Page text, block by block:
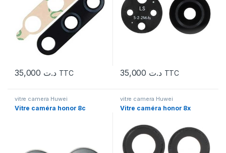
د.ت TTC د.ت TTC
vitre camera Huwei
Vitre caméra honor 8c
vitre camera Huwei
Vitre caméra honor 8x